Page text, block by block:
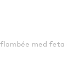
med feta